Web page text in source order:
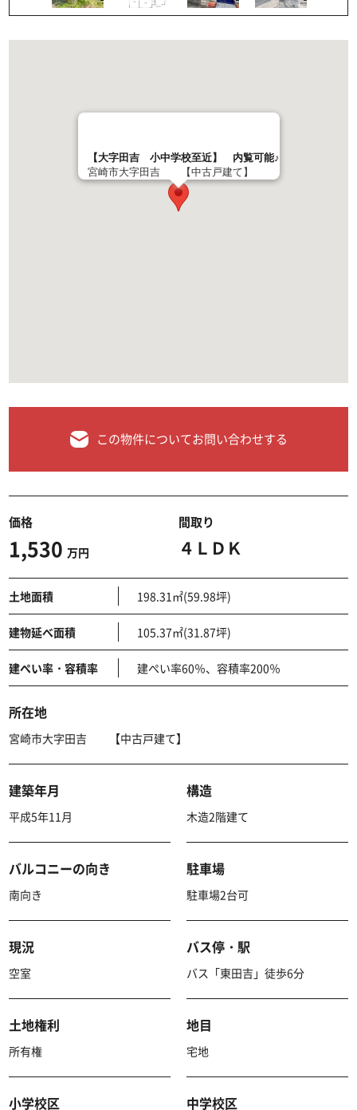
【大字田吉 小中学校至近】 内覧可能♪
宮崎市大字田吉 【中古戸建て】
この物件についてお問い合わせする
価格
1,530 万円
間取り
４ＬＤＫ
土地面積 198.31㎡(59.98坪)
建物延べ面積 105.37㎡(31.87坪)
建ぺい率・容積率 建ぺい率60％、容積率200％
所在地
宮崎市大字田吉 【中古戸建て】
建築年月
平成5年11月
構造
木造2階建て
バルコニーの向き
南向き
駐車場
駐車場2台可
現況
空室
バス停・駅
バス「東田吉」徒歩6分
土地権利
所有権
地目
宅地
小学校区 中学校区